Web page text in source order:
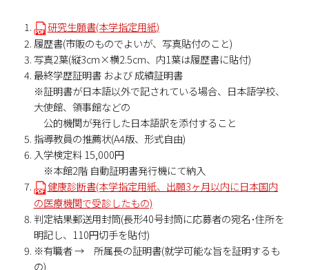
研究生願書(本学指定用紙)
履歴書(市販のものでよいが、写真貼付のこと)
写真2葉(縦3cm×横2.5cm、内1葉は履歴書に貼付)
最終学歴証明書 および 成績証明書
※証明書が日本語以外で記されている場合、日本語学校、
大使館、領事館などの
公的機関が発行した日本語訳を添付すること
指導教員の推薦状(A4版、形式自由)
入学検定料 15,000円
※本館2階 自動証明書発行機にて納入
健康診断書(本学指定用紙、出願3ヶ月以内に日本国内
の医療機関で受診したもの)
判定結果郵送用封筒(長形40号封筒に応募者の宛名･住所を
明記し、110円切手を貼付)
※有職者 → 所属長の証明書(就学可能な旨を証明するも
の)